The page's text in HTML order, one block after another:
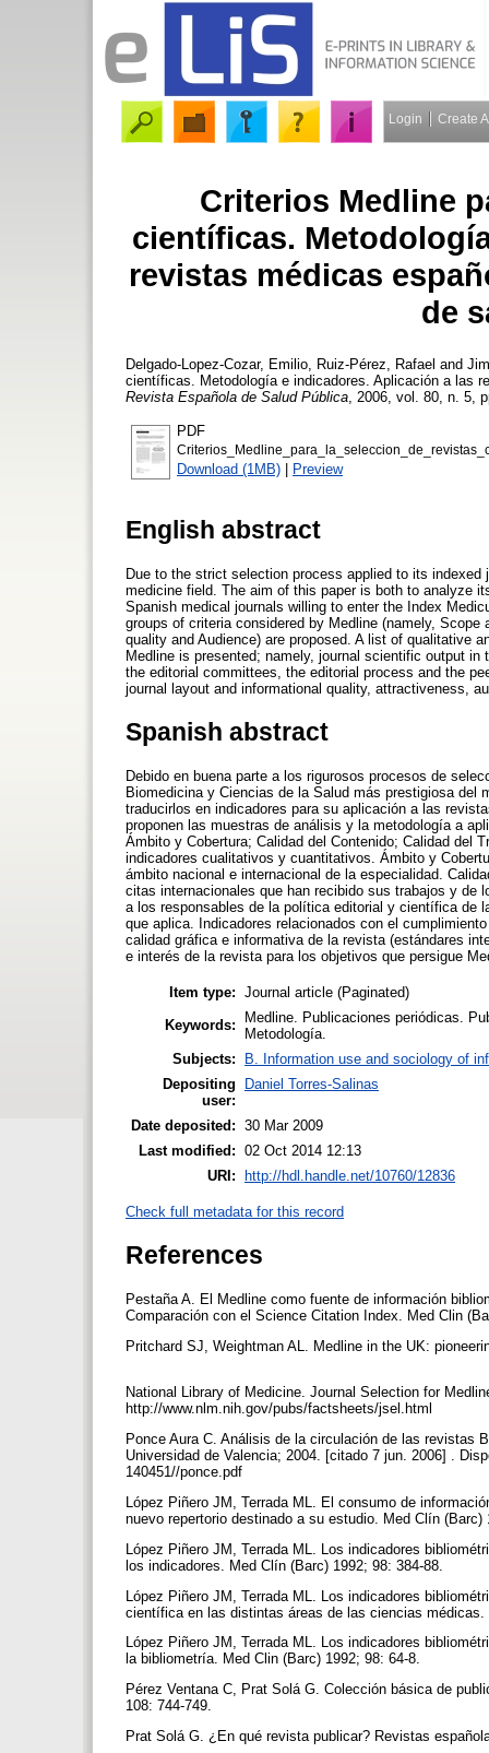
Login Create
Criterios Medline
científicas.
revistas médicas
de
Delgado-Lopez-Cozar, Emilio Ruiz-Pérez, Rafael and
científicas. Metodología e indicadores. Aplicación a las
Revista Española de Salud Pública , 2006, vol. 80, n. 5,
PDF
Download (1MB) | Preview
English abstract
Due to the strict selection process applied to its
medicine field. The aim of this paper is both to analyze
Spanish medical journals willing to enter the Index
groups of criteria considered by Medline (namely,
quality and Audience) are proposed. A list of qualitative
Medline is presented; namely, journal scientific output
the editorial committees, the editorial process and the
journal layout and informational quality, attractiveness,
Spanish abstract
Debido en buena parte a los rigurosos procesos de
Biomedicina y Ciencias de la Salud más prestigiosa
traducirlos en indicadores para su aplicación a las
proponen las muestras de análisis y la metodología a
Ámbito y Cobertura; Calidad del Contenido; Calidad del
indicadores cualitativos y cuantitativos. Ámbito y
ámbito nacional e internacional de la especialidad.
citas internacionales que han recibido sus trabajos y de
a los responsables de la política editorial y científica de
que aplica. Indicadores relacionados con el
calidad gráfica e informativa de la revista (estándares
e interés de la revista para los objetivos que persigue
Item type: Journal article (Paginated)
Keywords:
Medline. Publicaciones periódicas.
Metodología.
Subjects:
B. Information use and sociology of
Depositing
user:
Daniel Torres-Salinas
Date deposited: 30 Mar 2009
Last modified: 02 Oct 2014 12:13
URI:
http://hdl.handle.net/10760/12836
Check full metadata for this record
References
Pestaña A. El Medline como fuente de información
Comparación con el Science Citation Index. Med Clin
Pritchard SJ, Weightman AL. Medline in the UK:
National Library of Medicine. Journal Selection for
http://www.nlm.nih.gov/pubs/factsheets/jsel.html
Ponce Aura C. Análisis de la circulación de las revistas
Universidad de Valencia; 2004. [citado 7 jun. 2006] .
140451//ponce.pdf
López Piñero JM, Terrada ML. El consumo de
nuevo repertorio destinado a su estudio. Med Clín
López Piñero JM, Terrada ML. Los indicadores
los indicadores. Med Clín (Barc) 1992; 98: 384-88.
López Piñero JM, Terrada ML. Los indicadores
científica en las distintas áreas de las ciencias
López Piñero JM, Terrada ML. Los indicadores
la bibliometría. Med Clin (Barc) 1992; 98: 64-8.
Pérez Ventana C, Prat Solá G. Colección básica de
108: 744-749.
Prat Solá G. ¿En qué revista publicar? Revistas